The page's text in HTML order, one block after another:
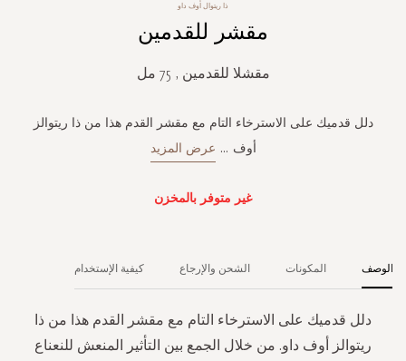
ذا ريتوال أوف داو
مقشر للقدمين
مقشلا للقدمين , 75 مل
دلل قدميك على الاسترخاء التام مع مقشر القدم هذا من ذا ريتوالز
أوف ... عرض المزيد
غير متوفر بالمخزن
الوصف
دلل قدميك على الاسترخاء التام مع مقشر القدم هذا من ذا
ريتوالز أوف داو. من خلال الجمع بين التأثير المنعش للنعناع
المكونات الشحن والإرجاع كيفية الإستخدام